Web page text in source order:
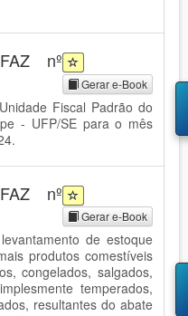
nº
Gerar e-Book
Fiscal Padrão do
- UFP/SE para o mês
nº
Gerar e-Book
de estoque
produtos comestíveis
congelados, salgados,
temperados,
resultantes do abate